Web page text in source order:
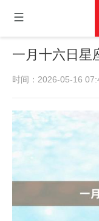
一月十六日星
时间：2026-05-16